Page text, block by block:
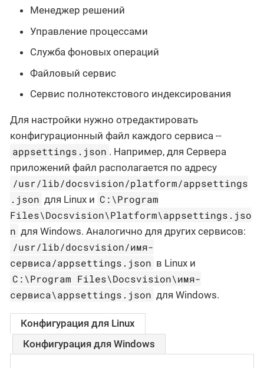
Менеджер решений
Управление процессами
Служба фоновых операций
Файловый сервис
Сервис полнотекстового индексирования
Для настройки нужно отредактировать
конфигурационный файл каждого сервиса --
appsettings.json . Например, для Сервера
приложений файл располагается по адресу
/usr/lib/docsvision/platform/appsettings
.json для Linux и C:\Program
Files\Docsvision\Platform\appsettings.jso
n для Windows. Аналогично для других сервисов:
/usr/lib/docsvision/имя-
сервиса/appsettings.json в Linux и
C:\Program Files\Docsvision\имя-
сервиса\appsettings.json для Windows.
Конфигурация для Linux
Конфигурация для Windows